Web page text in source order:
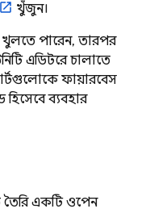
খুঁজুন।
খুলতে পারেন, তারপর
এডিটরে চালাতে
ফায়ারবেস
ব্যবহার
একটি ওপেন